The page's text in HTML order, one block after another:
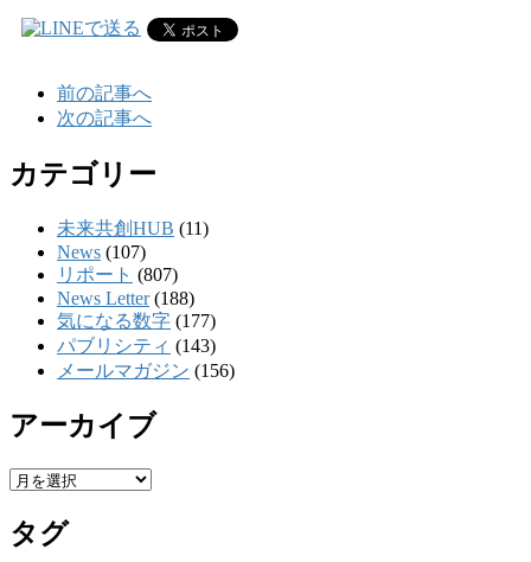
前の記事へ
次の記事へ
カテゴリー
未来共創HUB (11)
News (107)
リポート (807)
News Letter(188)
気になる数字 (177)
パブリシティ (143)
メールマガジン (156)
アーカイブ
ア
カ
イ
タグ